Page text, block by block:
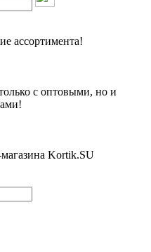
ассортимента!
с оптовыми, но и
Kortik.SU